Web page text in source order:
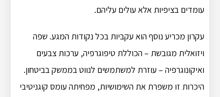
עומדים בציפיות אלא עולים עליהם.
עקרון מכריע נוסף הוא עקביות בכל נקודות המגע. שפה
ויזואלית מגובשת – הכוללת טיפוגרפיה, ערכות צבעים
ואיקונוגרפיה – עוזרת למשתמשים לנווט בממשק בביטחון.
היכרות זו משפרת את השימושיות, מפחיתה עומס קוגניטיבי